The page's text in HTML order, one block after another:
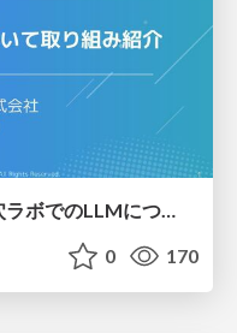
20241121_[TechTalk#2]虎の穴ラボでのLLMについて取り組み紹介
0 170